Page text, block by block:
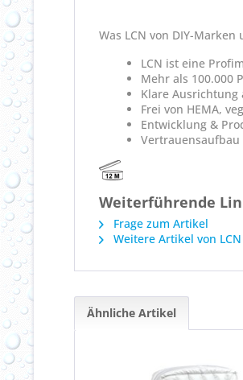
Was LCN von DIY-
LCN ist eine
Mehr als 100.000
Klare
Frei von HEMA,
Entwicklung &
Weiterführende
Frage zum Artikel
Weitere Artikel von LCN
Ähnliche Artikel